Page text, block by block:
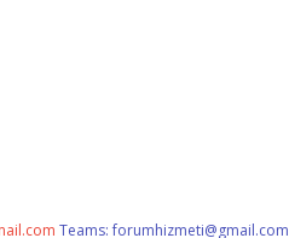
Teams:forumhizmeti@gmail.com